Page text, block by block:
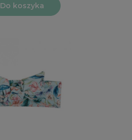
Do koszyka